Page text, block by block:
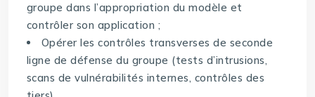
groupe dans l’appropriation du modèle et
contrôler son application ;
Opérer les contrôles transverses de seconde
ligne de défense du groupe (tests d’intrusions,
scans de vulnérabilités internes, contrôles des